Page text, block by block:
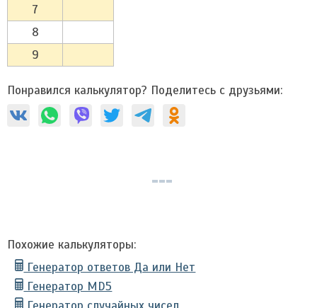
7
8
9
Понравился калькулятор? Поделитесь с друзьями:
Похожие калькуляторы:
Генератор ответов Да или Нет
Генератор MD5